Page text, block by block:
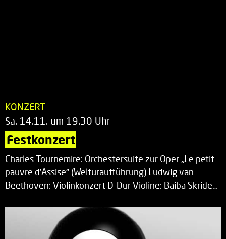
KONZERT
Sa. 14.11. um 19.30 Uhr
Festkonzert
Charles Tournemire: Orchestersuite zur Oper „Le petit
pauvre d’Assise“ (Welturaufführung) Ludwig van
Beethoven: Violinkonzert D-Dur Violine: Baiba Skride…